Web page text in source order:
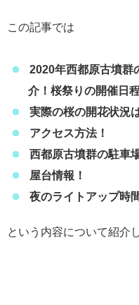
この記事では
2020年西都原古墳群
介！桜祭りの開催日
実際の桜の開花状況
アクセス方法！
西都原古墳群の駐車
屋台情報！
夜のライトアップ時
という内容について紹介